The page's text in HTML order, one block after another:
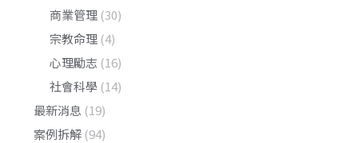
商業管理 (30)
宗教命理 (4)
心理勵志 (16)
社會科學 (14)
最新消息 (19)
案例拆解 (94)